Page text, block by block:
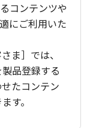
コンテンツや
にご利用いた
ま］では、
品登録する
たコンテン
す。